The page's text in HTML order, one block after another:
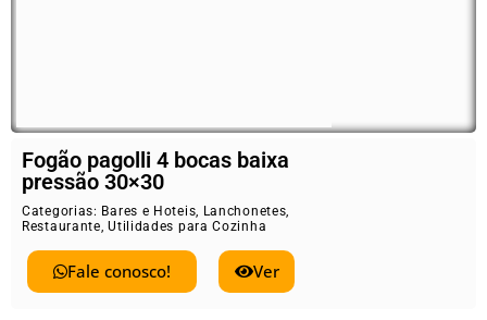
Fogão pagolli 4 bocas baixa
pressão 30×30
Categorias: Bares e Hoteis, Lanchonetes,
Restaurante,Utilidades para Cozinha
Fale conosco! Ver